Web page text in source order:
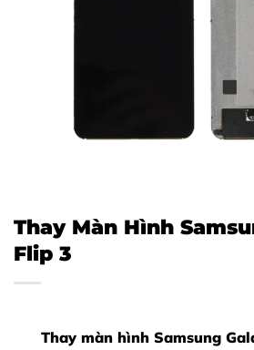
Thay Màn Hình
Flip 3
Thay màn hình Samsung